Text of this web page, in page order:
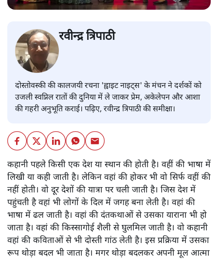
रवीन्द्र त्रिपाठी
दोस्तोवस्की की कालजयी रचना 'ह्वाइट नाइट्स' के मंचन ने दर्शकों को
उजली स्वप्निल रातों की दुनिया में ले जाकर प्रेम, अकेलेपन और आशा
की गहरी अनुभूति कराई। पढ़िए, रवीन्द्र त्रिपाठी की समीक्षा।
कहानी पहले किसी एक देश या स्थान की होती है। वहीं की भाषा में
लिखी या कही जाती है। लेकिन वहां की होकर भी वो सिर्फ वहीं की
नहीं होती। वो दूर देशों की यात्रा पर चली जाती है। जिस देश में
पहुंचती है वहां भी लोगों के दिल में जगह बना लेती है। वहां की
भाषा में ढल जाती है। वहां की दंतकथाओं से उसका याराना भी हो
जाता है। वहां की किस्सागोई शैली से घुलमिल जाती है। वो कहानी
वहां की कविताओं से भी दोस्ती गांठ लेती है। इस प्रक्रिया में उसका
रूप थोड़ा बदल भी जाता है। मगर थोड़ा बदलकर अपनी मूल आत्मा